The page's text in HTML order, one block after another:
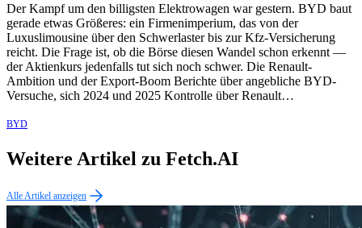
Der Kampf um den billigsten Elektrowagen war gestern. BYD baut
gerade etwas Größeres: ein Firmenimperium, das von der
Luxuslimousine über den Schwerlaster bis zur Kfz-Versicherung
reicht. Die Frage ist, ob die Börse diesen Wandel schon erkennt —
der Aktienkurs jedenfalls tut sich noch schwer. Die Renault-
Ambition und der Export-Boom Berichte über angebliche BYD-
Versuche, sich 2024 und 2025 Kontrolle über Renault…
BYD
Weitere Artikel zu Fetch.AI
Alle Artikel anzeigen